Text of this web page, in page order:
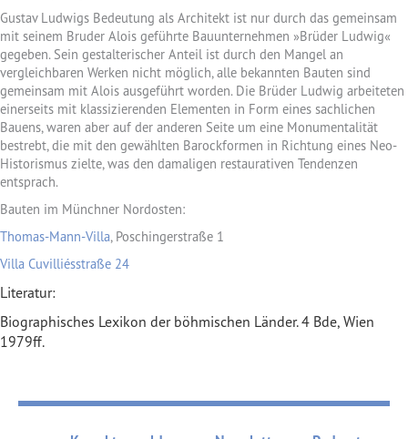
Gustav Ludwigs Bedeutung als Architekt ist nur durch das gemeinsam
mit seinem Bruder Alois geführte Bauunternehmen »Brüder Ludwig«
gegeben. Sein gestalterischer Anteil ist durch den Mangel an
vergleichbaren Werken nicht möglich, alle bekannten Bauten sind
gemeinsam mit Alois ausgeführt worden. Die Brüder Ludwig arbeiteten
einerseits mit klassizierenden Elementen in Form eines sachlichen
Bauens, waren aber auf der anderen Seite um eine Monumentalität
bestrebt, die mit den gewählten Barockformen in Richtung eines Neo-
Historismus zielte, was den damaligen restaurativen Tendenzen
entsprach.
Bauten im Münchner Nordosten:
Thomas-Mann-Villa, Poschingerstraße 1
Villa Cuvilliésstraße 24
Literatur:
Biographisches Lexikon der böhmischen Länder. 4 Bde, Wien
1979ff.